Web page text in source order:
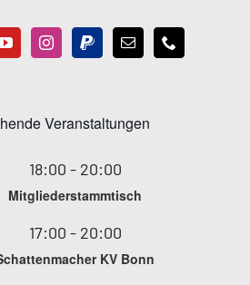
Veranstaltungen
18:00 - 20:00
Mitgliederstammtisch
17:00 - 20:00
KV Bonn